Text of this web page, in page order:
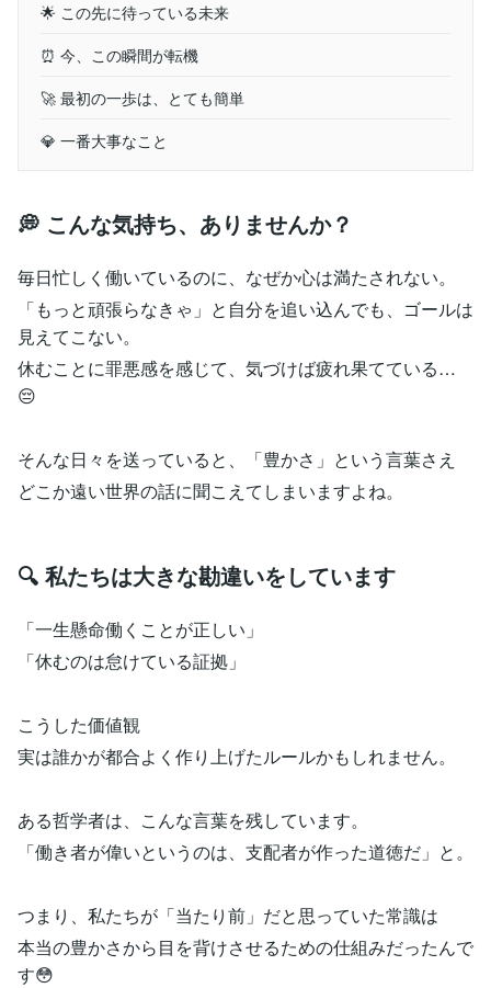
🌟 この先に待っている未来
⏰ 今、この瞬間が転機
🚀 最初の一歩は、とても簡単
💎 一番大事なこと
💭 こんな気持ち、ありませんか？
毎日忙しく働いているのに、なぜか心は満たされない。
「もっと頑張らなきゃ」と自分を追い込んでも、ゴールは
見えてこない。
休むことに罪悪感を感じて、気づけば疲れ果てている…
😔
そんな日々を送っていると、「豊かさ」という言葉さえ
どこか遠い世界の話に聞こえてしまいますよね。
🔍 私たちは大きな勘違いをしています
「一生懸命働くことが正しい」
「休むのは怠けている証拠」
こうした価値観
実は誰かが都合よく作り上げたルールかもしれません。
ある哲学者は、こんな言葉を残しています。
「働き者が偉いというのは、支配者が作った道徳だ」と。
つまり、私たちが「当たり前」だと思っていた常識は
本当の豊かさから目を背けさせるための仕組みだったんで
す😳